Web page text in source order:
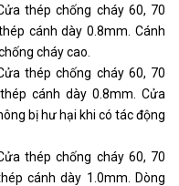
thép chống cháy 60, 70
cánh dày 0.8mm. Cánh
cháy cao.
thép chống cháy 60, 70
cánh dày 0.8mm. Cửa
bị hư hại khi có tác động
thép chống cháy 60, 70
cánh dày 1.0mm. Dòng